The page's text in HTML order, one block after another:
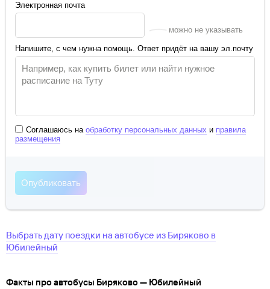
Электронная почта
можно не указывать
Напишите, с чем нужна помощь. Ответ придёт на вашу эл.почту
Соглашаюсь на обработку персональных данных и правила
размещения
Выбрать дату поездки на автобусе из Биряково в
Юбилейный
Факты про автобусы Биряково — Юбилейный